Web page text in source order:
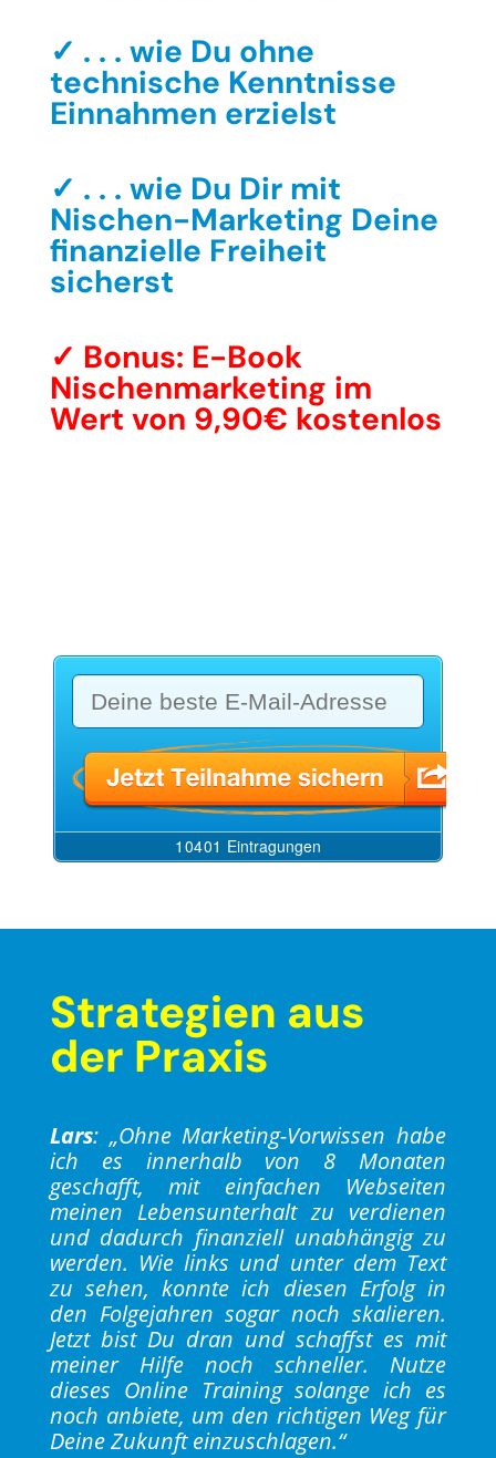
✓ . . . wie Du ohne
technische Kenntnisse
Einnahmen erzielst
✓ . . . wie Du Dir mit
Nischen-Marketing Deine
finanzielle Freiheit
sicherst
✓ Bonus: E-Book
Nischenmarketing im
Wert von 9,90€ kostenlos
Strategien aus
der Praxis
Lars: „Ohne Marketing-Vorwissen habe
ich es innerhalb von 8 Monaten
geschafft, mit einfachen Webseiten
meinen Lebensunterhalt zu verdienen
und dadurch finanziell unabhängig zu
werden. Wie links und unter dem Text
zu sehen, konnte ich diesen Erfolg in
den Folgejahren sogar noch skalieren.
Jetzt bist Du dran und schaffst es mit
meiner Hilfe noch schneller. Nutze
dieses Online Training solange ich es
noch anbiete, um den richtigen Weg für
Deine Zukunft einzuschlagen.“